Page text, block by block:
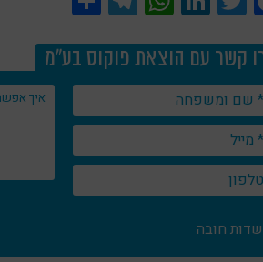
קשר עם הוצאת פוקוס בע"מ
חובה